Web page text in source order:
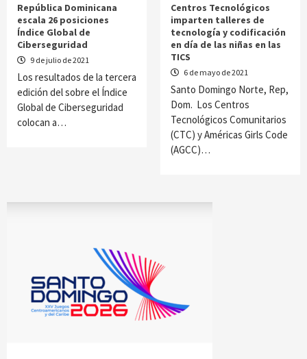
República Dominicana
escala 26 posiciones
Índice Global de
Ciberseguridad
9 de julio de 2021
Los resultados de la tercera
edición del sobre el Índice
Global de Ciberseguridad
colocan a…
Centros Tecnológicos
imparten talleres de
tecnología y codificación
en día de las niñas en las
TICS
6 de mayo de 2021
Santo Domingo Norte, Rep,
Dom. Los Centros
Tecnológicos Comunitarios
(CTC) y Américas Girls Code
(AGCC)…